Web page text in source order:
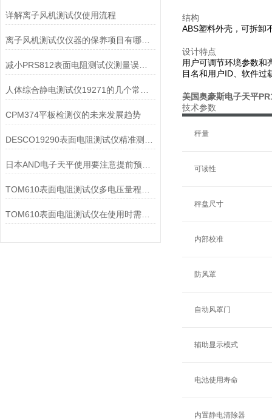
详解离子风机测试仪使用流程
离子风机测试仪仪器的保养项目有哪些？
减小PRS812表面电阻测试仪测量误差的方法
CPM374平板检测仪的未来发展趋势
TOM610表面电阻测试仪在使用时需要注意的方面有以下几点
结构
ABS塑料外壳，可拆卸
设计特点
用户可调节环境参数和
目名和用户ID、软件过
美国奥豪斯电子天平
技术参数
秤量
可读性
秤盘尺寸
内部校准
防风罩
自动风罩门
辅助显示模式
电池使用寿命
内置静电清除器